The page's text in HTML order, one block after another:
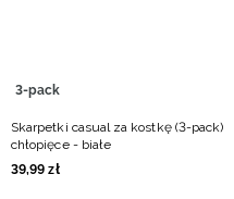
3-pack
Skarpetki casual za kostkę (3-pack)
chłopięce - białe
39,99 zł